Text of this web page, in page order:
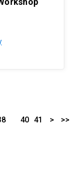
40 41 > >>